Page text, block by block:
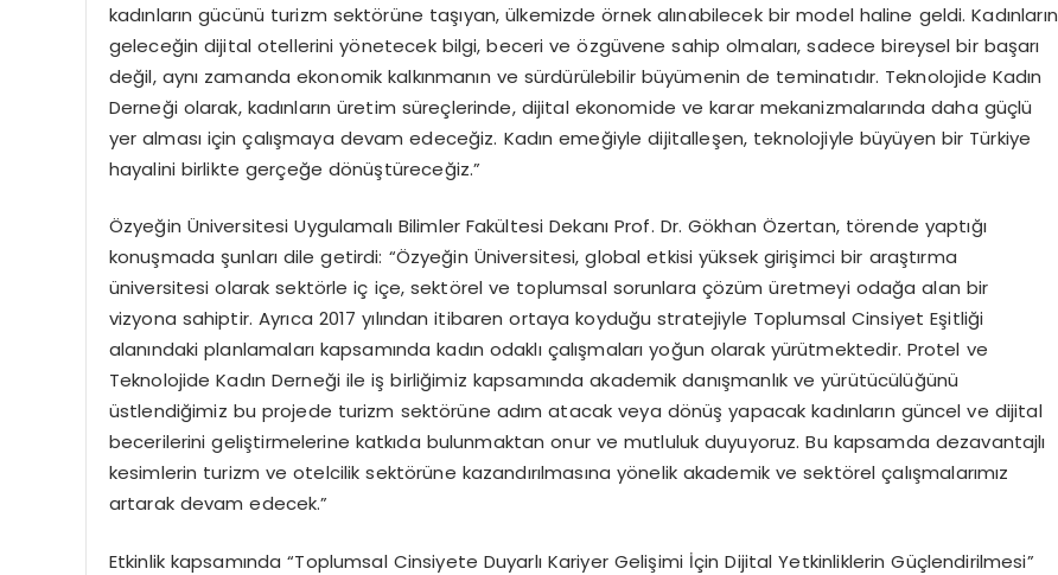
kadınların gücünü turizm sektörüne taşıyan, ülkemizde örnek alınabilecek bir model haline geldi. Kadınların
geleceğin dijital otellerini yönetecek bilgi, beceri ve özgüvene sahip olmaları, sadece bireysel bir başarı
değil, aynı zamanda ekonomik kalkınmanın ve sürdürülebilir büyümenin de teminatıdır. Teknolojide Kadın
Derneği olarak, kadınların üretim süreçlerinde, dijital ekonomide ve karar mekanizmalarında daha güçlü
yer alması için çalışmaya devam edeceğiz. Kadın emeğiyle dijitalleşen, teknolojiyle büyüyen bir Türkiye
hayalini birlikte gerçeğe dönüştüreceğiz.”
Özyeğin Üniversitesi Uygulamalı Bilimler Fakültesi Dekanı Prof. Dr. Gökhan Özertan, törende yaptığı
konuşmada şunları dile getirdi: “Özyeğin Üniversitesi, global etkisi yüksek girişimci bir araştırma
üniversitesi olarak sektörle iç içe, sektörel ve toplumsal sorunlara çözüm üretmeyi odağa alan bir
vizyona sahiptir. Ayrıca 2017 yılından itibaren ortaya koyduğu stratejiyle Toplumsal Cinsiyet Eşitliği
alanındaki planlamaları kapsamında kadın odaklı çalışmaları yoğun olarak yürütmektedir. Protel ve
Teknolojide Kadın Derneği ile iş birliğimiz kapsamında akademik danışmanlık ve yürütücülüğünü
üstlendiğimiz bu projede turizm sektörüne adım atacak veya dönüş yapacak kadınların güncel ve dijital
becerilerini geliştirmelerine katkıda bulunmaktan onur ve mutluluk duyuyoruz. Bu kapsamda dezavantajlı
kesimlerin turizm ve otelcilik sektörüne kazandırılmasına yönelik akademik ve sektörel çalışmalarımız
artarak devam edecek.”
Etkinlik kapsamında “Toplumsal Cinsiyete Duyarlı Kariyer Gelişimi İçin Dijital Yetkinliklerin Güçlendirilmesi”